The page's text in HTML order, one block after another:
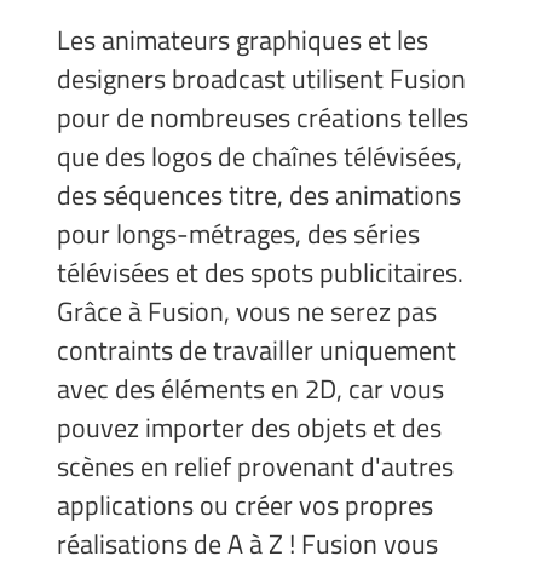
Les animateurs graphiques et les
designers broadcast utilisent Fusion
pour de nombreuses créations telles
que des logos de chaînes télévisées,
des séquences titre, des animations
pour longs-métrages, des séries
télévisées et des spots publicitaires.
Grâce à Fusion, vous ne serez pas
contraints de travailler uniquement
avec des éléments en 2D, car vous
pouvez importer des objets et des
scènes en relief provenant d'autres
applications ou créer vos propres
réalisations de A à Z ! Fusion vous